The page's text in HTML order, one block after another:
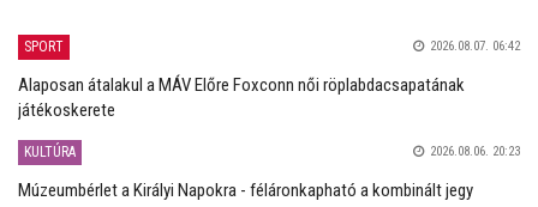
SPORT 2026.08.07. 06:42
Alaposan átalakul a MÁV Előre Foxconn női röplabdacsapatának
játékoskerete
KULTÚRA 2026.08.06. 20:23
Múzeumbérlet a Királyi Napokra - féláronkapható a kombinált jegy